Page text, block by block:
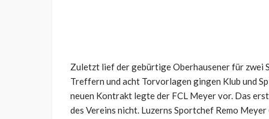
Zuletzt lief der gebürtige Oberhausener für zwei
Treffern und acht Torvorlagen gingen Klub und
neuen Kontrakt legte der FCL Meyer vor. Das
des Vereins nicht. Luzerns Sportchef Remo